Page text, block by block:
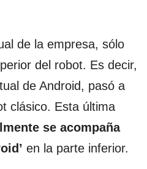
de la empresa, sólo
del robot. Es decir,
de Android, pasó a
clásico. Esta última
se acompaña
en la parte inferior.